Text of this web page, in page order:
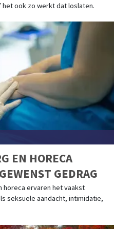
ook zo werkt dat loslaten.
EN HORECA
GEDRAG
horeca ervaren het vaakst
seksuele aandacht, intimidatie,